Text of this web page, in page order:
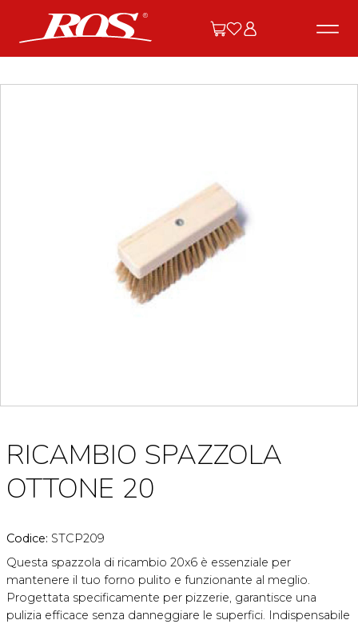
RICAMBIO SPAZZOLA
OTTONE 20
Codice: STCP209
Questa spazzola di ricambio 20x6 è essenziale per
mantenere il tuo forno pulito e funzionante al meglio.
Progettata specificamente per pizzerie, garantisce una
pulizia efficace senza danneggiare le superfici. Indispensabile